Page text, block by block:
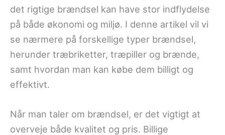
det rigtige brændsel kan have stor indflydelse
på både økonomi og miljø. I denne artikel vil vi
se nærmere på forskellige typer brændsel,
herunder træbriketter, træpiller og brænde,
samt hvordan man kan købe dem billigt og
effektivt.
Når man taler om brændsel, er det vigtigt at
overveje både kvalitet og pris. Billige